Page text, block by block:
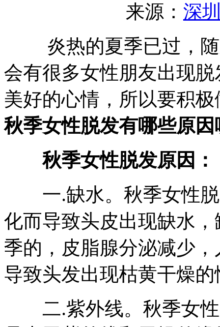
来源： 深
炎热的夏季已过，随
会有很多女性朋友出现
美好的心情，所以要积
秋季女性脱发有哪些原因
秋季女性脱发原因：
一.缺水。秋季女性脱
化而导致头皮出现缺水
季的，皮脂腺分泌减少
导致头发出现枯黄干燥
二.紫外线。秋季女性